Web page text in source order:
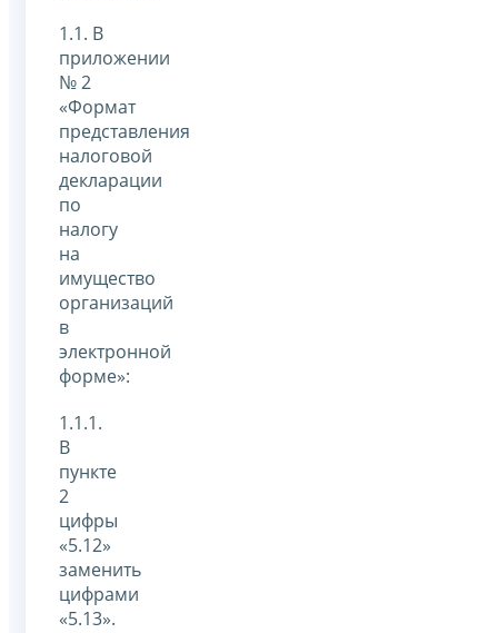
1.1. В
приложении
№ 2
«Формат
представления
налоговой
декларации
по
налогу
на
имущество
организаций
в
электронной
форме»:
1.1.1.
В
пункте
2
цифры
«5.12»
заменить
цифрами
«5.13».